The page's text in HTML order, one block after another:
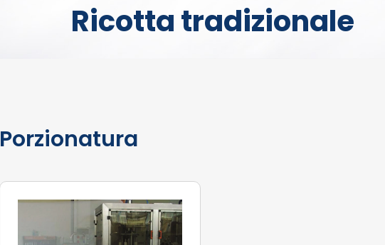
Ricotta tradizionale
Porzionatura